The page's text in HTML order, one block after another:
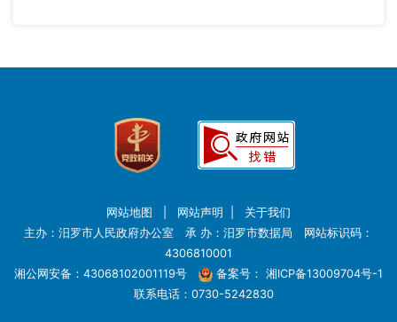
网站地图 网站声明
关于我们
主办：汨罗市人民政府办公室 承 办：汨罗市数据局 网站标识码：
4306810001
湘公网安备：43068102001119号
备案号： 湘ICP备13009704号-1
联系电话：0730-5242830